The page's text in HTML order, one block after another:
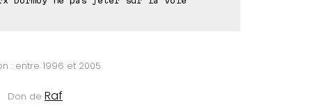
: entre 1996 et 2005
Don de Raf